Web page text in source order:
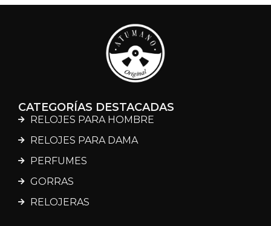
CATEGORÍAS DESTACADAS
RELOJES PARA HOMBRE
RELOJES PARA DAMA
PERFUMES
GORRAS
RELOJERAS